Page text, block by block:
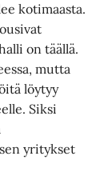
kotimaasta.
on täällä.
mutta
löytyy
Siksi
yritykset